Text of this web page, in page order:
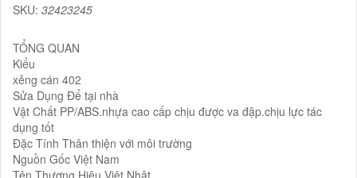
SKU: 32423245
TỔNG QUAN
Kiểu
xẻng cán 402
Sửa Dụng Để tại nhà
Vật Chất PP/ABS.nhựa cao cấp chịu được va đập.chịu lực tác
dụng tốt
Đặc Tính Thân thiện với môi trường
Nguồn Gốc Việt Nam
Tên Thương Hiệu Việt Nhật